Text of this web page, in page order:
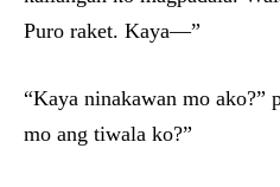
Puro raket. Kaya—”
“Kaya ninakawan mo
mo ang tiwala ko?”